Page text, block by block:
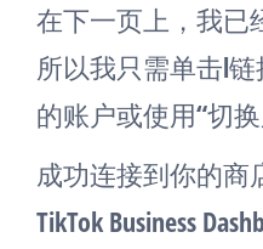
在下一页上，我已
所以我只需单击l
的账户或使用“切
成功连接到你的商
TikTok Business